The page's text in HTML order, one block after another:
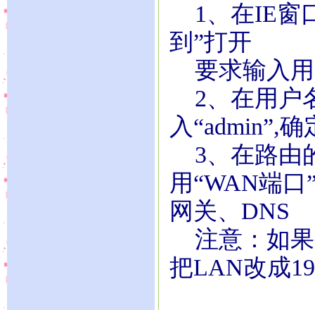
1、在IE窗
到”打开
要求输入用
2、在用户
入“admin”,
3、在路由
用“WAN端
网关、DNS
注意：如果
把LAN改成